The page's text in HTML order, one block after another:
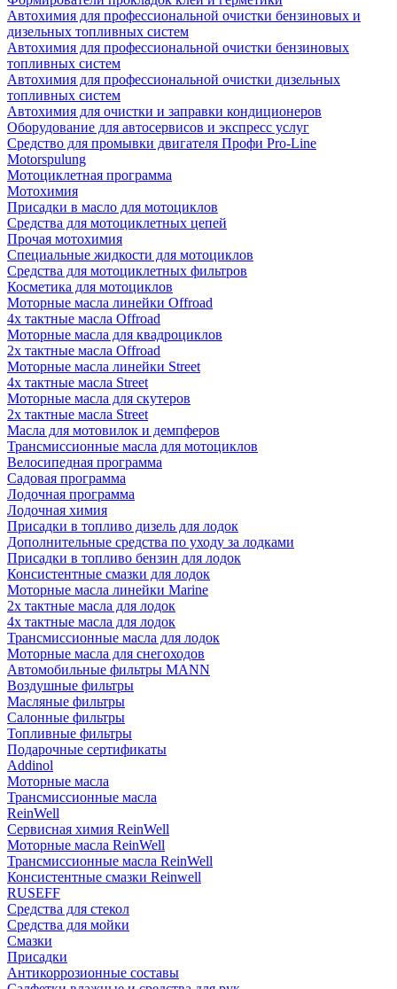
Автохимия для профессиональной очистки бензиновых и
дизельных топливных систем
Автохимия для профессиональной очистки бензиновых
топливных систем
Автохимия для профессиональной очистки дизельных
топливных систем
Автохимия для очистки и заправки кондиционеров
Оборудование для автосервисов и экспресс услуг
Средство для промывки двигателя Профи Pro-Line
Motorspulung
Мотоциклетная программа
Мотохимия
Присадки в масло для мотоциклов
Средства для мотоциклетных цепей
Прочая мотохимия
Специальные жидкости для мотоциклов
Средства для мотоциклетных фильтров
Косметика для мотоциклов
Моторные масла линейки Offroad
4х тактные масла Offroad
Моторные масла для квадроциклов
2х тактные масла Offroad
Моторные масла линейки Street
4х тактные масла Street
Моторные масла для скутеров
2х тактные масла Street
Масла для мотовилок и демпферов
Трансмиссионные масла для мотоциклов
Велосипедная программа
Садовая программа
Лодочная программа
Лодочная химия
Присадки в топливо дизель для лодок
Дополнительные средства по уходу за лодками
Присадки в топливо бензин для лодок
Консистентные смазки для лодок
Моторные масла линейки Marine
2х тактные масла для лодок
4х тактные масла для лодок
Трансмиссионные масла для лодок
Моторные масла для снегоходов
Автомобильные фильтры MANN
Воздушные фильтры
Масляные фильтры
Салонные фильтры
Топливные фильтры
Подарочные сертификаты
Addinol
Моторные масла
Трансмиссионные масла
ReinWell
Сервисная химия ReinWell
Моторные масла ReinWell
Трансмиссионные масла ReinWell
Консистентные смазки Reinwell
RUSEFF
Средства для стекол
Средства для мойки
Смазки
Присадки
Антикоррозионные составы